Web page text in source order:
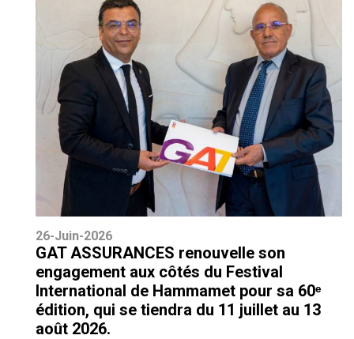
26-Juin-2026
GAT ASSURANCES renouvelle son
engagement aux côtés du Festival
International de Hammamet pour sa 60ᵉ
édition, qui se tiendra du 11 juillet au 13
août 2026.